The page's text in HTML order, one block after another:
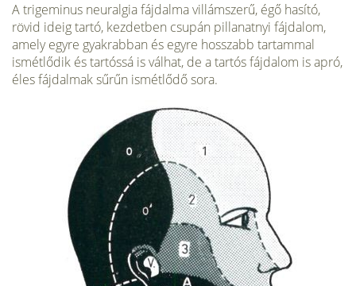
A trigeminus neuralgia fájdalma villámszerű, égő hasító,
rövid ideig tartó, kezdetben csupán pillanatnyi fájdalom,
amely egyre gyakrabban és egyre hosszabb tartammal
ismétlődik és tartóssá is válhat, de a tartós fájdalom is apró,
éles fájdalmak sűrűn ismétlődő sora.